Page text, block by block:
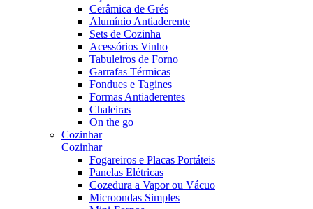
Cerâmica de Grés
Alumínio Antiaderente
Sets de Cozinha
Acessórios Vinho
Tabuleiros de Forno
Garrafas Térmicas
Fondues e Tagines
Formas Antiaderentes
Chaleiras
On the go
Cozinhar
Cozinhar
Fogareiros e Placas Portáteis
Panelas Elétricas
Cozedura a Vapor ou Vácuo
Microondas Simples